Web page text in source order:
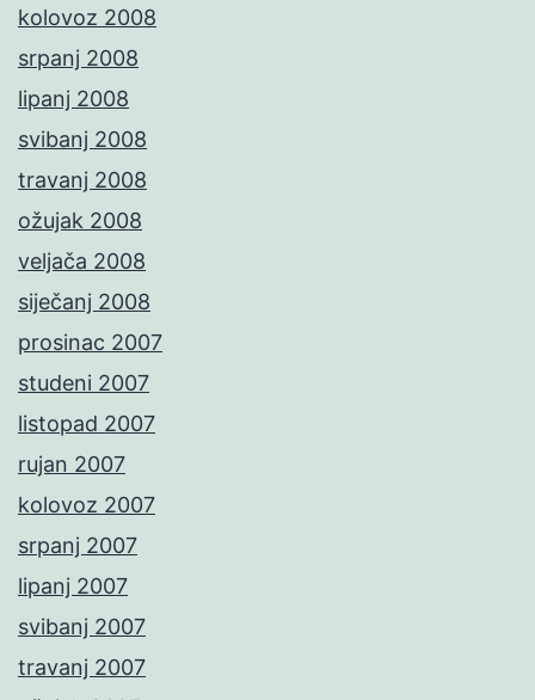
kolovoz 2008
srpanj 2008
lipanj 2008
svibanj 2008
travanj 2008
ožujak 2008
veljača 2008
siječanj 2008
prosinac 2007
studeni 2007
listopad 2007
rujan 2007
kolovoz 2007
srpanj 2007
lipanj 2007
svibanj 2007
travanj 2007